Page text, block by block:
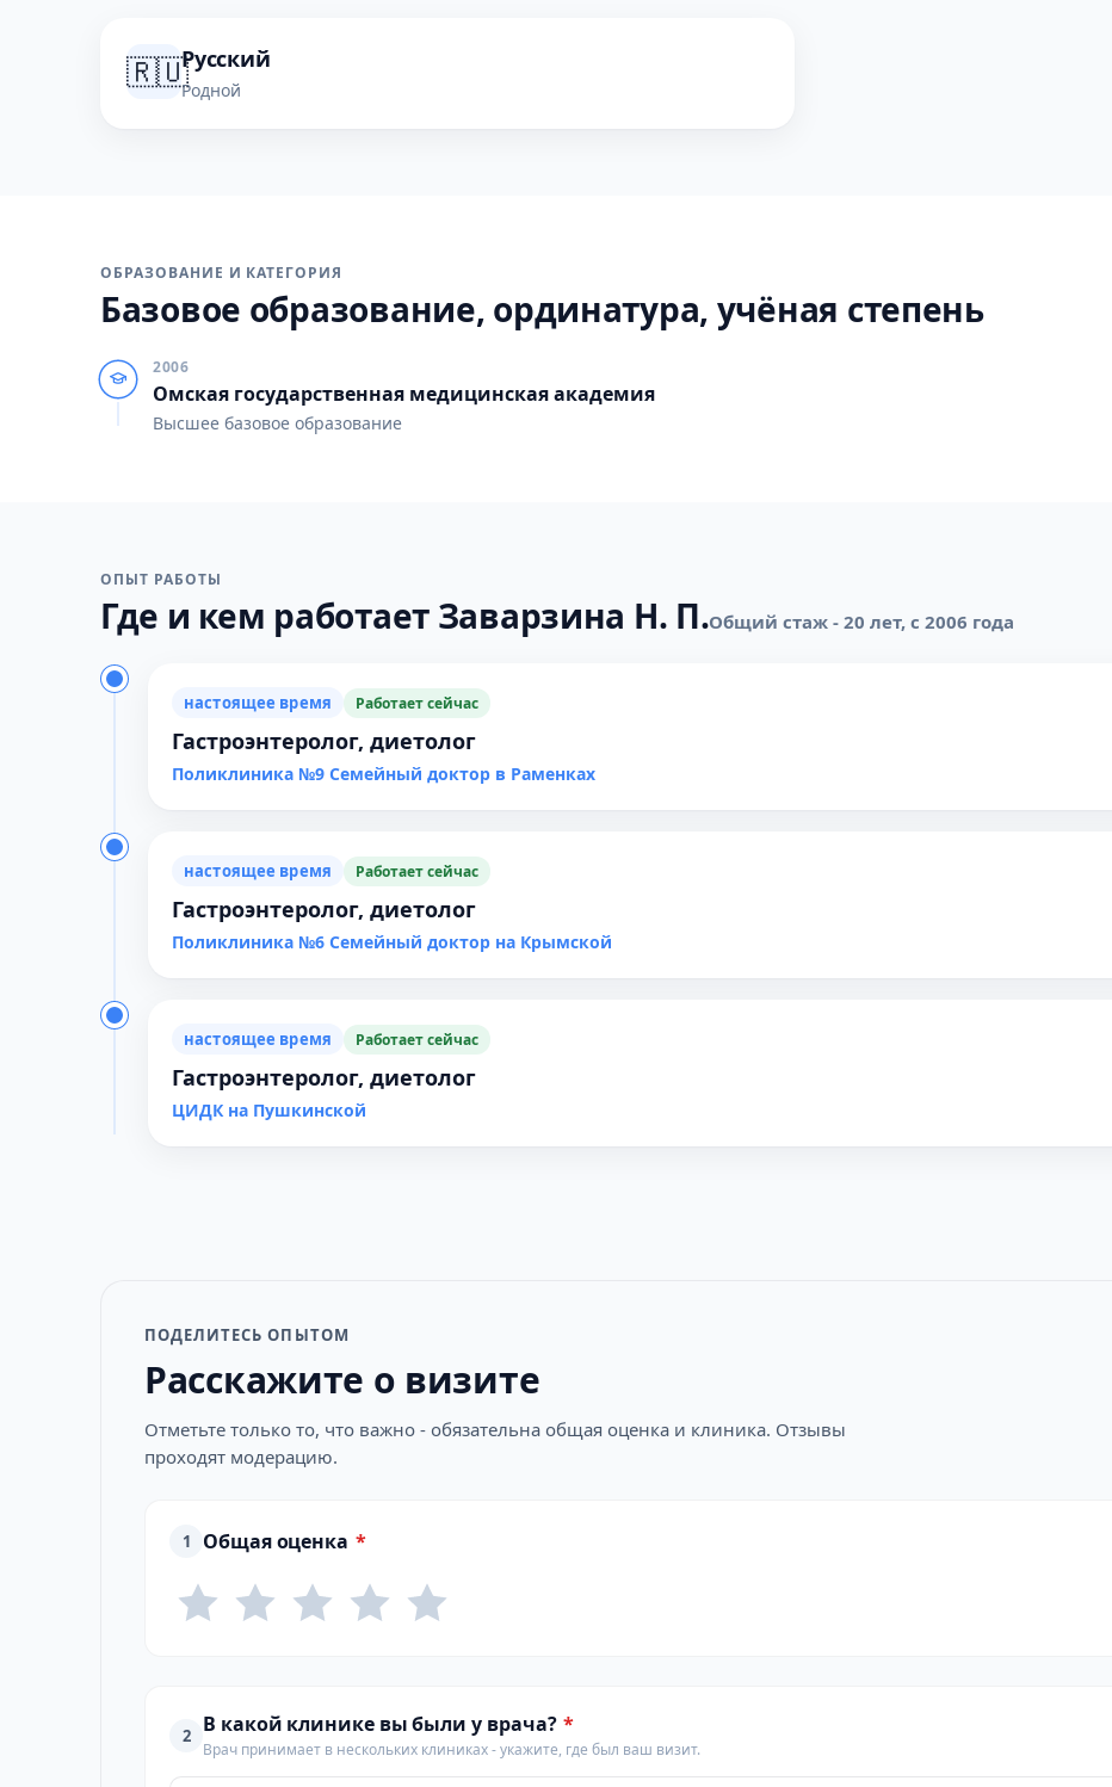
🇷🇺Русский
Родной
ОБРАЗОВАНИЕ И КАТЕГОРИЯ
Базовое образование, ординатура, учёная степень
2006
Омская государственная медицинская академия
Высшее базовое образование
ОПЫТ РАБОТЫ
Где и кем работает Заварзина Н. П.Общий стаж - 20 лет, с 2006 года
настоящее время Работает сейчас
Гастроэнтеролог, диетолог
Поликлиника №9 Семейный доктор в Раменках
настоящее время Работает сейчас
Гастроэнтеролог, диетолог
Поликлиника №6 Семейный доктор на Крымской
настоящее время Работает сейчас
Гастроэнтеролог, диетолог
ЦИДК на Пушкинской
ПОДЕЛИТЕСЬ ОПЫТОМ
Расскажите о визите
Отметьте только то, что важно - обязательна общая оценка и клиника. Отзывы
проходят модерацию.
1 Общая оценка *
2 В какой клинике вы были у врача? *
Врач принимает в нескольких клиниках - укажите, где был ваш визит.